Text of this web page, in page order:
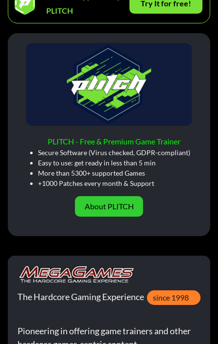
PLITCH
Try It for free!
PLITCH - Free & Premium Game Trainer
Secure Software (Virus checked, GDPR-compliant)
Easy to use: get ready in less than 5 min
More than 5300+ supported Games
+1000 Patches every month & Support
About PLITCH
The Hardcore Gaming Experience since 1998
Pioneering in offering game trainers and other